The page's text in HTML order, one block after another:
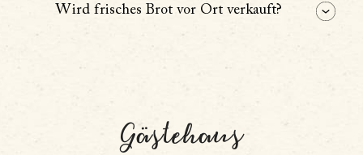
Wird frisches Brot vor Ort verkauft?
Gästehaus